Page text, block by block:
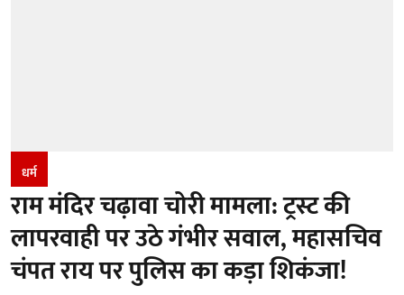
धर्म
राम मंदिर चढ़ावा चोरी मामला: ट्रस्ट की
लापरवाही पर उठे गंभीर सवाल, महासचिव
चंपत राय पर पुलिस का कड़ा शिकंजा!